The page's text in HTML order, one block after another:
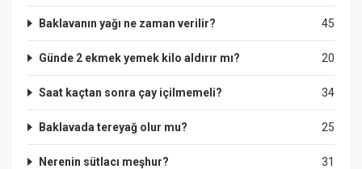
45
Baklavanın yağı ne zaman verilir?
20
Günde 2 ekmek yemek kilo aldırır mı?
34
Saat kaçtan sonra çay içilmemeli?
25
Baklavada tereyağ olur mu?
31
Nerenin sütlacı meşhur?